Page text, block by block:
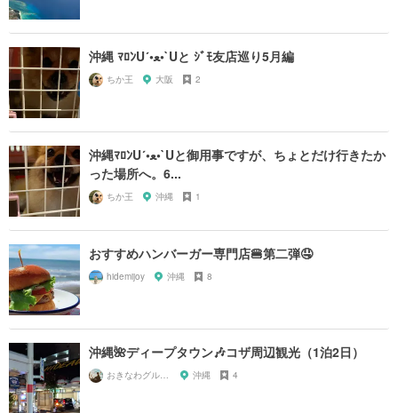
沖縄 ﾏﾛﾝU´•ﻌ•`Uと ｼﾞﾓ友店巡り5月編
ちか王 大阪 2
沖縄ﾏﾛﾝU´•ﻌ•`Uと御用事ですが、ちょとだけ行きたか
った場所へ。6...
ちか王 沖縄 1
おすすめハンバーガー専門店🍔第二弾🤤
hidemijoy 沖縄 8
沖縄🌺ディープタウン🎶コザ周辺観光（1泊2日）
おきなわグルメガール🌺 沖縄 4